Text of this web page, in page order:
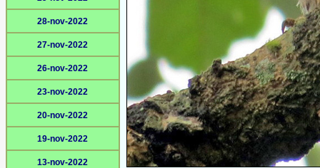
28-nov-2022
27-nov-2022
26-nov-2022
23-nov-2022
20-nov-2022
19-nov-2022
13-nov-2022